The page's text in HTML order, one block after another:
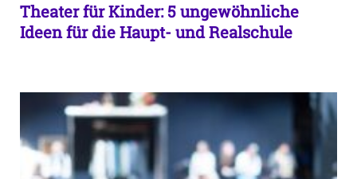
Theater für Kinder: 5 ungewöhnliche
Ideen für die Haupt- und Realschule